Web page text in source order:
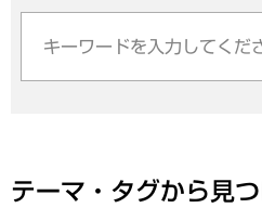
テーマ・タグから見